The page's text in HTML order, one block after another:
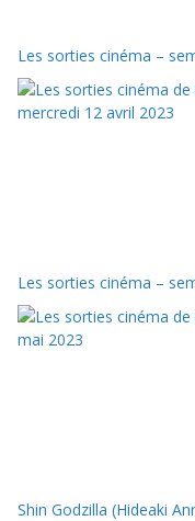
Les sorties cinéma –
Les sorties cinéma –
Shin Godzilla (Hideaki